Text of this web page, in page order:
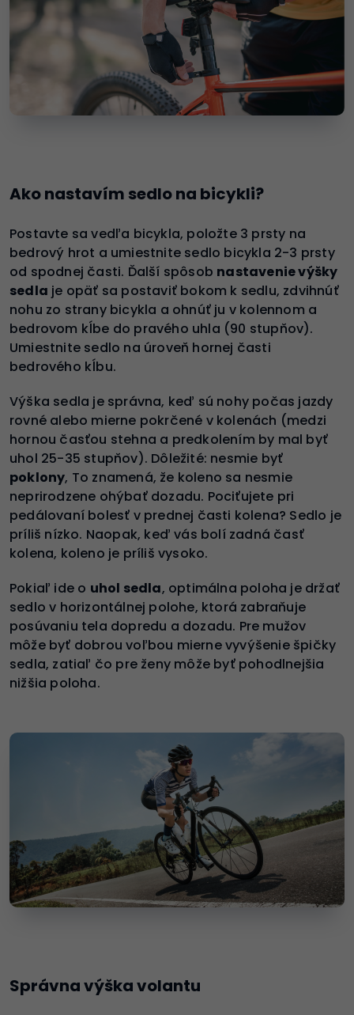
Ako nastavím sedlo na bicykli?
Postavte sa vedľa bicykla, položte 3 prsty na
bedrový hrot a umiestnite sedlo bicykla 2-3 prsty
od spodnej časti. Ďalší spôsob nastavenie výšky
sedla je opäť sa postaviť bokom k sedlu, zdvihnúť
nohu zo strany bicykla a ohnúť ju v kolennom a
bedrovom kĺbe do pravého uhla (90 stupňov).
Umiestnite sedlo na úroveň hornej časti
bedrového kĺbu.
Výška sedla je správna, keď sú nohy počas jazdy
rovné alebo mierne pokrčené v kolenách (medzi
hornou časťou stehna a predkolením by mal byť
uhol 25-35 stupňov). Dôležité: nesmie byť
poklony, To znamená, že koleno sa nesmie
neprirodzene ohýbať dozadu. Pociťujete pri
pedálovaní bolesť v prednej časti kolena? Sedlo je
príliš nízko. Naopak, keď vás bolí zadná časť
kolena, koleno je príliš vysoko.
Pokiaľ ide o uhol sedla, optimálna poloha je držať
sedlo v horizontálnej polohe, ktorá zabraňuje
posúvaniu tela dopredu a dozadu. Pre mužov
môže byť dobrou voľbou mierne vyvýšenie špičky
sedla, zatiaľ čo pre ženy môže byť pohodlnejšia
nižšia poloha.
Správna výška volantu